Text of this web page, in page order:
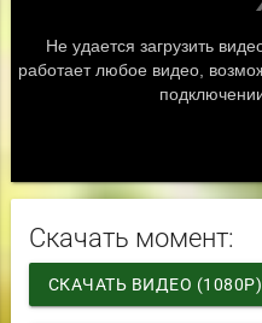
Скачать момент:
СКАЧАТЬ ВИДЕО (1080P)